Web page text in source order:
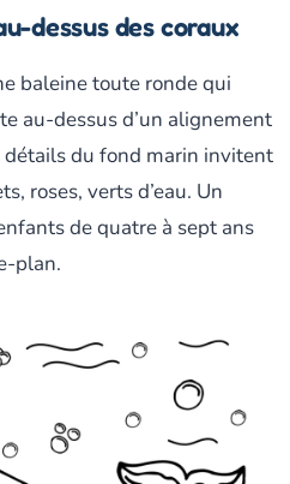
dessus des coraux
baleine toute ronde qui
au-dessus d’un alignement
détails du fond marin invitent
roses, verts d’eau. Un
de quatre à sept ans
plan.